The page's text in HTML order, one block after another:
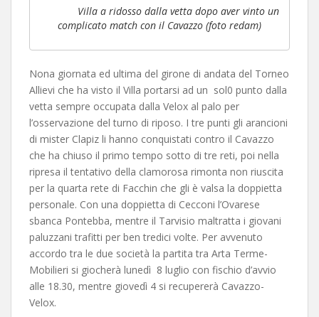
Villa a ridosso dalla vetta dopo aver vinto un
complicato match con il Cavazzo (foto redam)
Nona giornata ed ultima del girone di andata del Torneo
Allievi che ha visto il Villa portarsi ad un sol0 punto dalla
vetta sempre occupata dalla Velox al palo per
l’osservazione del turno di riposo. I tre punti gli arancioni
di mister Clapiz li hanno conquistati contro il Cavazzo
che ha chiuso il primo tempo sotto di tre reti, poi nella
ripresa il tentativo della clamorosa rimonta non riuscita
per la quarta rete di Facchin che gli è valsa la doppietta
personale. Con una doppietta di Cecconi l’Ovarese
sbanca Pontebba, mentre il Tarvisio maltratta i giovani
paluzzani trafitti per ben tredici volte. Per avvenuto
accordo tra le due società la partita tra Arta Terme-
Mobilieri si giocherà lunedì 8 luglio con fischio d’avvio
alle 18.30, mentre giovedì 4 si recupererà Cavazzo-
Velox.